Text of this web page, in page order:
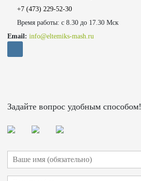
+7 (473) 229-52-30
Время работы: с 8.30 до 17.30 Мск
Email: info@eltemiks-mash.ru
Задайте вопрос удобным способом!